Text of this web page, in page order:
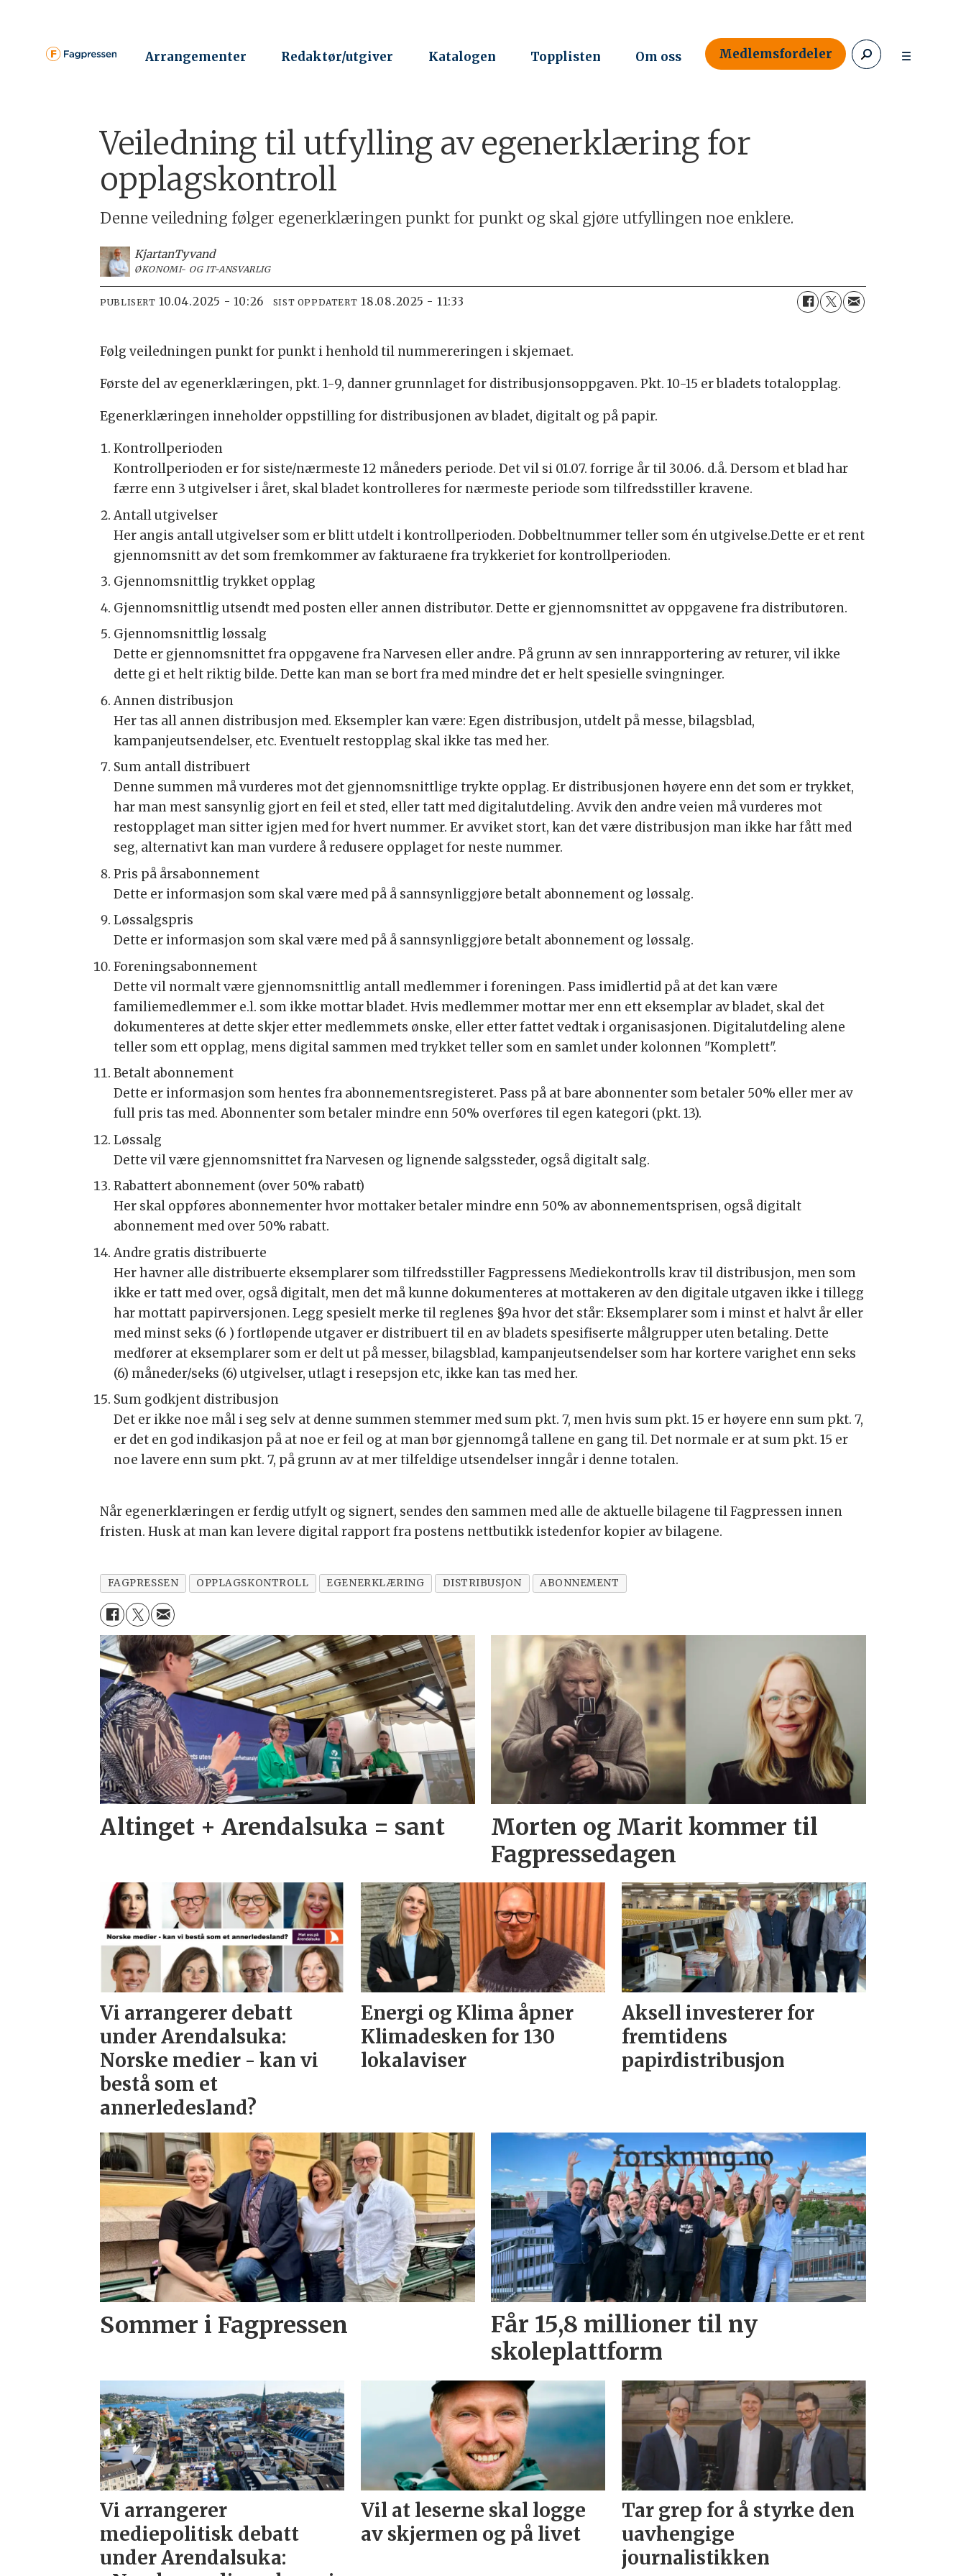
Arrangementer Redaktør/utgiver Katalogen Topplisten Om oss Medlemsfordeler
Veiledning til utfylling av egenerklæring for
opplagskontroll
Denne veiledning følger egenerklæringen punkt for punkt og skal gjøre utfyllingen noe enklere.
KjartanTyvand
ØKONOMI- OG IT-ANSVARLIG
PUBLISERT 10.04.2025 - 10:26 SIST OPPDATERT 18.08.2025 - 11:33
Følg veiledningen punkt for punkt i henhold til nummereringen i skjemaet.
Første del av egenerklæringen, pkt. 1-9, danner grunnlaget for distribusjonsoppgaven. Pkt. 10-15 er bladets totalopplag.
Egenerklæringen inneholder oppstilling for distribusjonen av bladet, digitalt og på papir.
Kontrollperioden
Kontrollperioden er for siste/nærmeste 12 måneders periode. Det vil si 01.07. forrige år til 30.06. d.å. Dersom et blad har
færre enn 3 utgivelser i året, skal bladet kontrolleres for nærmeste periode som tilfredsstiller kravene.
Antall utgivelser
Her angis antall utgivelser som er blitt utdelt i kontrollperioden. Dobbeltnummer teller som én utgivelse.Dette er et rent
gjennomsnitt av det som fremkommer av fakturaene fra trykkeriet for kontrollperioden.
Gjennomsnittlig trykket opplag
Gjennomsnittlig utsendt med posten eller annen distributør. Dette er gjennomsnittet av oppgavene fra distributøren.
Gjennomsnittlig løssalg
Dette er gjennomsnittet fra oppgavene fra Narvesen eller andre. På grunn av sen innrapportering av returer, vil ikke
dette gi et helt riktig bilde. Dette kan man se bort fra med mindre det er helt spesielle svingninger.
Annen distribusjon
Her tas all annen distribusjon med. Eksempler kan være: Egen distribusjon, utdelt på messe, bilagsblad,
kampanjeutsendelser, etc. Eventuelt restopplag skal ikke tas med her.
Sum antall distribuert
Denne summen må vurderes mot det gjennomsnittlige trykte opplag. Er distribusjonen høyere enn det som er trykket,
har man mest sansynlig gjort en feil et sted, eller tatt med digitalutdeling. Avvik den andre veien må vurderes mot
restopplaget man sitter igjen med for hvert nummer. Er avviket stort, kan det være distribusjon man ikke har fått med
seg, alternativt kan man vurdere å redusere opplaget for neste nummer.
Pris på årsabonnement
Dette er informasjon som skal være med på å sannsynliggjøre betalt abonnement og løssalg.
Løssalgspris
Dette er informasjon som skal være med på å sannsynliggjøre betalt abonnement og løssalg.
Foreningsabonnement
Dette vil normalt være gjennomsnittlig antall medlemmer i foreningen. Pass imidlertid på at det kan være
familiemedlemmer e.l. som ikke mottar bladet. Hvis medlemmer mottar mer enn ett eksemplar av bladet, skal det
dokumenteres at dette skjer etter medlemmets ønske, eller etter fattet vedtak i organisasjonen. Digitalutdeling alene
teller som ett opplag, mens digital sammen med trykket teller som en samlet under kolonnen "Komplett".
Betalt abonnement
Dette er informasjon som hentes fra abonnementsregisteret. Pass på at bare abonnenter som betaler 50% eller mer av
full pris tas med. Abonnenter som betaler mindre enn 50% overføres til egen kategori (pkt. 13).
Løssalg
Dette vil være gjennomsnittet fra Narvesen og lignende salgssteder, også digitalt salg.
Rabattert abonnement (over 50% rabatt)
Her skal oppføres abonnementer hvor mottaker betaler mindre enn 50% av abonnementsprisen, også digitalt
abonnement med over 50% rabatt.
Andre gratis distribuerte
Her havner alle distribuerte eksemplarer som tilfredsstiller Fagpressens Mediekontrolls krav til distribusjon, men som
ikke er tatt med over, også digitalt, men det må kunne dokumenteres at mottakeren av den digitale utgaven ikke i tillegg
har mottatt papirversjonen. Legg spesielt merke til reglenes §9a hvor det står: Eksemplarer som i minst et halvt år eller
med minst seks (6 ) fortløpende utgaver er distribuert til en av bladets spesifiserte målgrupper uten betaling. Dette
medfører at eksemplarer som er delt ut på messer, bilagsblad, kampanjeutsendelser som har kortere varighet enn seks
(6) måneder/seks (6) utgivelser, utlagt i resepsjon etc, ikke kan tas med her.
Sum godkjent distribusjon
Det er ikke noe mål i seg selv at denne summen stemmer med sum pkt. 7, men hvis sum pkt. 15 er høyere enn sum pkt. 7,
er det en god indikasjon på at noe er feil og at man bør gjennomgå tallene en gang til. Det normale er at sum pkt. 15 er
noe lavere enn sum pkt. 7, på grunn av at mer tilfeldige utsendelser inngår i denne totalen.
Når egenerklæringen er ferdig utfylt og signert, sendes den sammen med alle de aktuelle bilagene til Fagpressen innen
fristen. Husk at man kan levere digital rapport fra postens nettbutikk istedenfor kopier av bilagene.
FAGPRESSEN OPPLAGSKONTROLL EGENERKLÆRING DISTRIBUSJON ABONNEMENT
Altinget + Arendalsuka = sant
Morten og Marit kommer til
Fagpressedagen
Vi arrangerer debatt
under Arendalsuka:
Norske medier - kan vi
bestå som et
annerledesland?
Energi og Klima åpner
Klimadesken for 130
lokalaviser
Aksell investerer for
fremtidens
papirdistribusjon
Sommer i Fagpressen
Får 15,8 millioner til ny
skoleplattform
Vi arrangerer
mediepolitisk debatt
under Arendalsuka:
Vil at leserne skal logge
av skjermen og på livet
Tar grep for å styrke den
uavhengige
journalistikken